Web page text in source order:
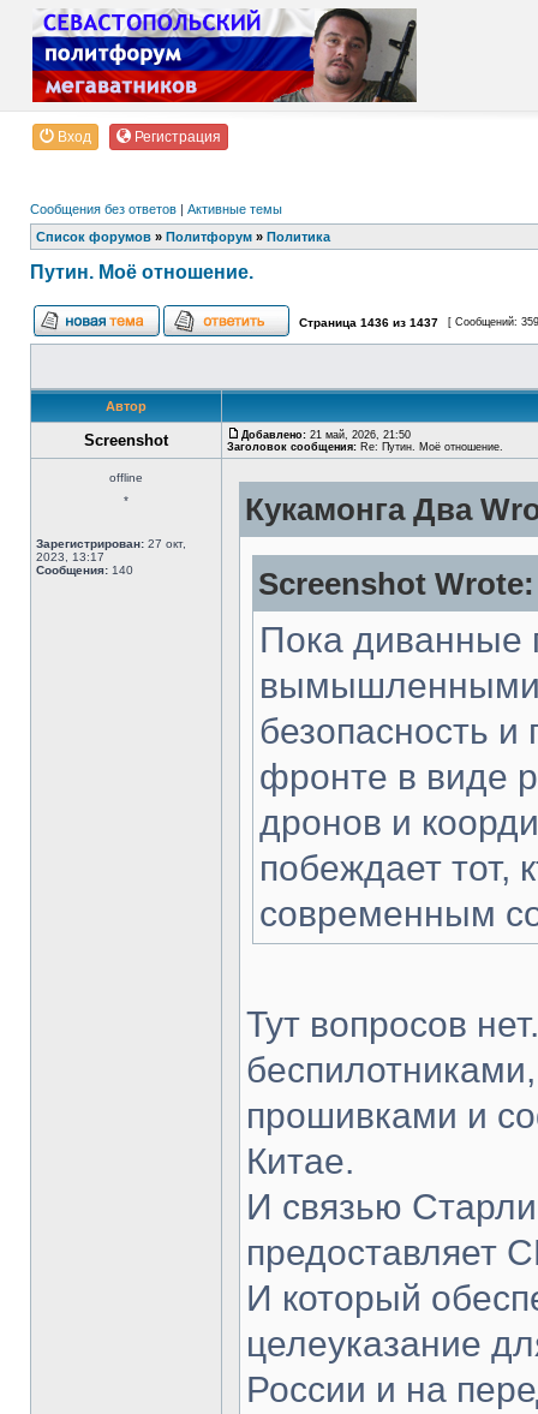
Вход Регистрация
Сообщения без ответов | Активные темы
Список форумов » Политфорум » Политика
Путин. Моё отношение.
Страница 1436 из 1437 [ Сообщений:
Автор
Screenshot Добавлено: 21 май, 2026, 21:50
Заголовок сообщения: Re: Путин. Моё отношение.
offline
*
Зарегистрирован: 27 окт,
2023, 13:17
Сообщения: 140
Кукамонга Два
Screenshot Wrote:
Пока диванные
вымышленными
безопасность и
фронте в виде
дронов и
побеждает тот,
современным
Тут вопросов
прошивками и
Китае.
И связью
предоставляет
И который
целеуказание
России и на